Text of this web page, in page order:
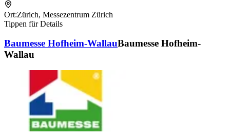
Ort:Zürich, Messezentrum Zürich
Tippen für Details
Baumesse Hofheim-WallauBaumesse Hofheim-
Wallau